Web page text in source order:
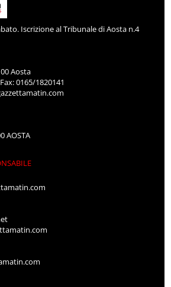
Iscrizione al Tribunale di Aosta n.4
Aosta
0165/1820141
AOSTA